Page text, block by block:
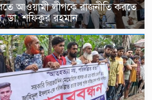
আওয়ামী লীগকে রাজনীতি করতে
ডা. শফিকুর রহমান